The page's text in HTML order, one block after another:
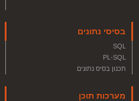
בסיסי נתונים
SQL
PL-SQL
תכנון בסיס נתונים
מערכות תוכן